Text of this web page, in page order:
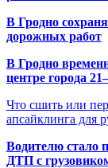
В Гродно
дорожных работ
В Гродно
центре города
Что сшить или
апсайклинга для
Водителю стало
ДТП с